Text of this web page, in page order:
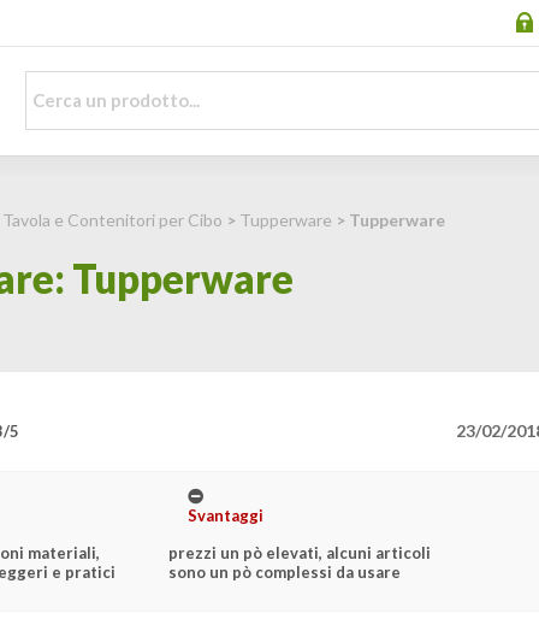
e Contenitori per Cibo > Tupperware > Tupperware
Tupperware
5 23/02/
materiali,
e pratici
Svantaggi
prezzi un pò elevati, alcuni articoli
sono un pò complessi da usare